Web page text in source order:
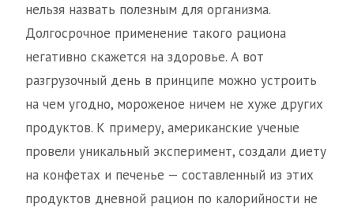
нельзя назвать полезным для организма.
Долгосрочное применение такого рациона
негативно скажется на здоровье. А вот
разгрузочный день в принципе можно устроить
на чем угодно, мороженое ничем не хуже других
продуктов. К примеру, американские ученые
провели уникальный эксперимент, создали диету
на конфетах и печенье — составленный из этих
продуктов дневной рацион по калорийности не